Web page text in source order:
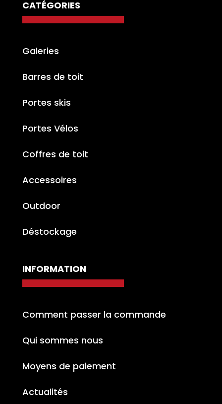
CATÉGORIES
Galeries
Barres de toit
Portes skis
Portes Vélos
Coffres de toit
Accessoires
Outdoor
Déstockage
INFORMATION
Comment passer la commande
Qui sommes nous
Moyens de paiement
Actualités